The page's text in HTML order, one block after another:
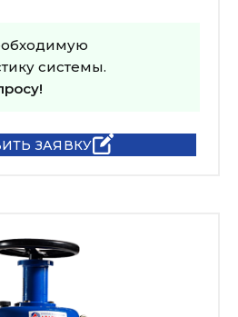
системы.
ЗАЯВКУ